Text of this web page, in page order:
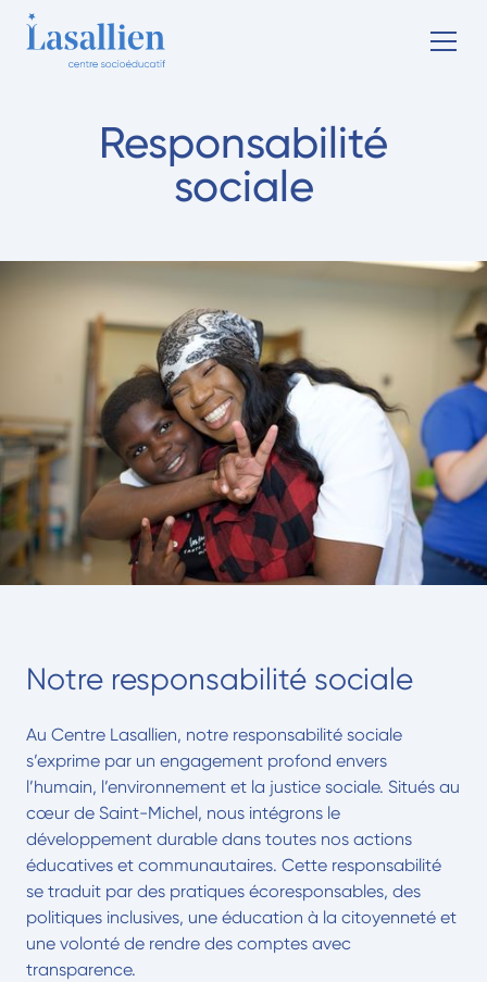
Responsabilité
sociale
Notre responsabilité sociale
Au Centre Lasallien, notre responsabilité sociale
s’exprime par un engagement profond envers
l’humain, l’environnement et la justice sociale. Situés au
cœur de Saint-Michel, nous intégrons le
développement durable dans toutes nos actions
éducatives et communautaires. Cette responsabilité
se traduit par des pratiques écoresponsables, des
politiques inclusives, une éducation à la citoyenneté et
une volonté de rendre des comptes avec
transparence.